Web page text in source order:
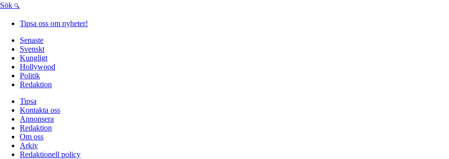
Sök
Tipsa oss om nyheter!
Senaste
Svenskt
Kungligt
Hollywood
Politik
Redaktion
Tipsa
Kontakta oss
Annonsera
Redaktion
Om oss
Arkiv
Redaktionell policy